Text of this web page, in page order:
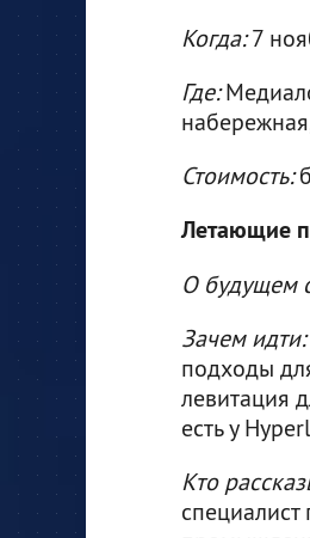
Когда:7
Где:
Стоимость:
Летающие
О будущем
Зачем идти:
подходы
левитация
есть у
Кто